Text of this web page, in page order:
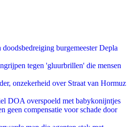
burgemeester Depla
tegen 'gluurbrillen' die mensen
onzekerheid over Straat van Hormuz
DOA overspoeld met babykonijntjes
geen compensatie voor schade door